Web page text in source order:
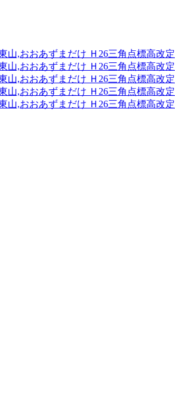
山,おおあずまだけ Ｈ26三角点標高改定
山,おおあずまだけ Ｈ26三角点標高改定
山,おおあずまだけ Ｈ26三角点標高改定
山,おおあずまだけ Ｈ26三角点標高改定
山,おおあずまだけ Ｈ26三角点標高改定